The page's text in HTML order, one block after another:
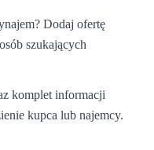
Dodaj ofertę
szukających
komplet informacji
kupca lub najemcy.